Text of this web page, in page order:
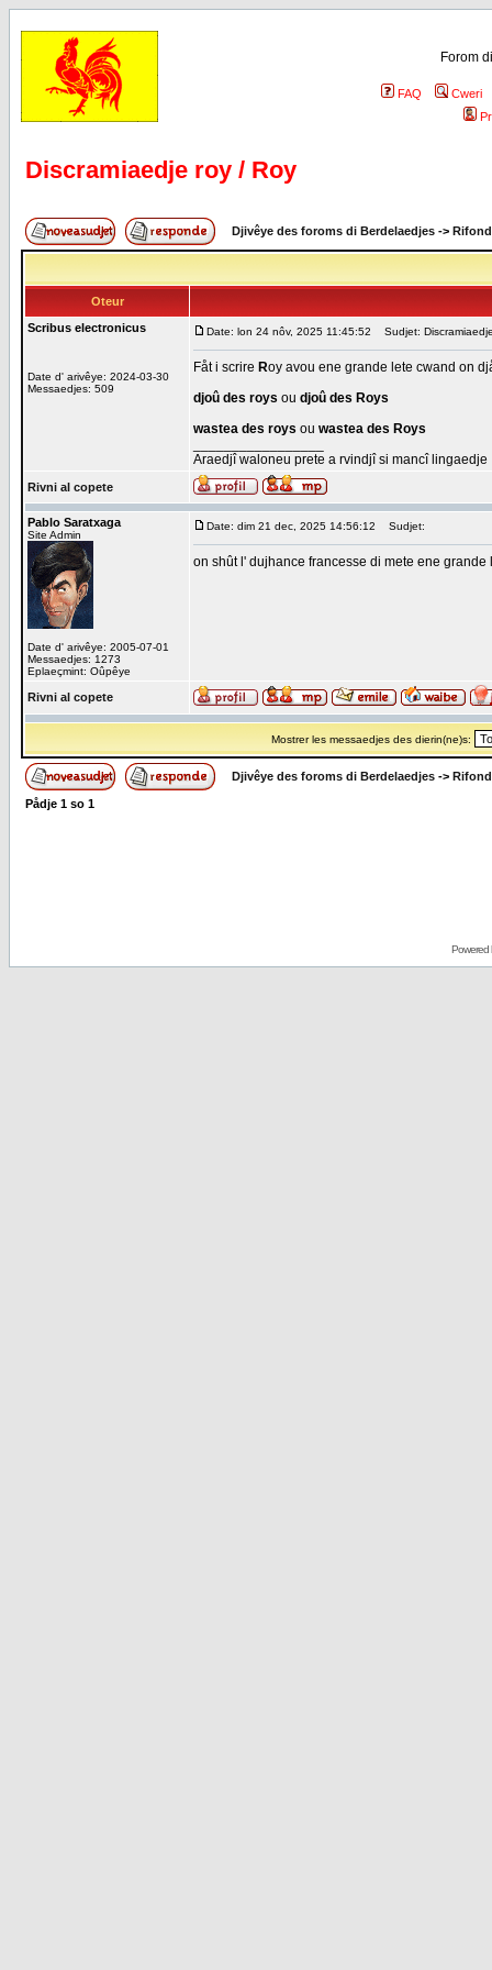
Forom
FAQ
Cweri
Discramiaedje roy / Roy
Djivêye des foroms di Berdelaedjes ->
Oteur
Scribus electronicus
Date d' arivêye: 2024-03-30
Messaedjes: 509
Date: lon 24 nôv, 2025 11:45:52 Sudjet:
Fåt i scrire Roy avou ene grande lete cwand on
djoû des roys ou djoû des Roys
wastea des roys ou wastea des Roys
Araedjî waloneu prete a rvindjî si mancî lingaedje
Rivni al copete
Pablo Saratxaga
Site Admin
Date d' arivêye: 2005-07-01
Messaedjes: 1273
Eplaeçmint: Oûpêye
Date: dim 21 dec, 2025 14:56:12 Sudjet:
on shût l' dujhance francesse di mete ene
Rivni al copete
Mostrer les messaedjes des dierin(ne)s:
Djivêye des foroms di Berdelaedjes ->
Pådje 1 so 1
Powered